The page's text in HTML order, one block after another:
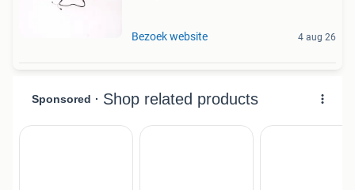
Bezoek website 4 aug 26